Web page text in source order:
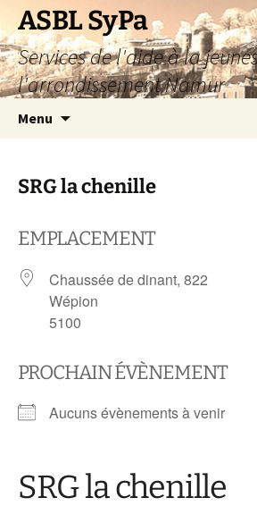
Aller
au
contenu
ASBL SyPa
Services de l'aide à la
l'arrondissement Namur
Menu
SRG la chenille
EMPLACEMENT
Chaussée de dinant, 822
Wépion
5100
PROCHAIN ÉVÈNEMENT
Aucuns évènements à venir
SRG la chenille